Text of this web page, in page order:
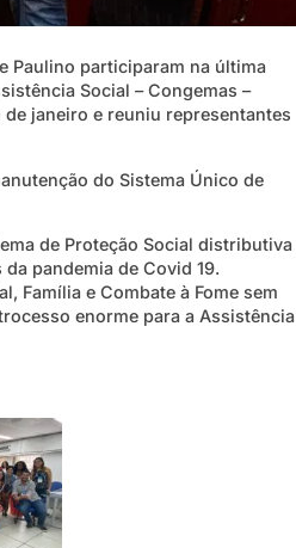
Paulino participaram na última
Social – Congemas –
de janeiro e reuniu representantes
do Sistema Único de
de Proteção Social distributiva
pandemia de Covid 19.
Família e Combate à Fome sem
enorme para a Assistência